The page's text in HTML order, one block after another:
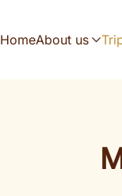
HomeAbout us